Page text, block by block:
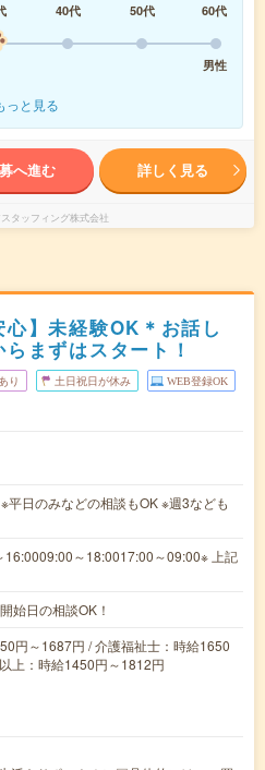
40代 50代
60代
男性
っと見る
へ進む 詳しく見る
タッフィング株式会社
心】未経験OK＊お話し
まずはスタート！
り 土日祝日が休み WEB登録OK
平日のみなどの相談もOK ※週3なども
16:0009:00～18:0017:00～09:00※ 上記
始日の相談OK！
円～1687円 / 介護福祉士：時給1650
上：時給1450円～1812円